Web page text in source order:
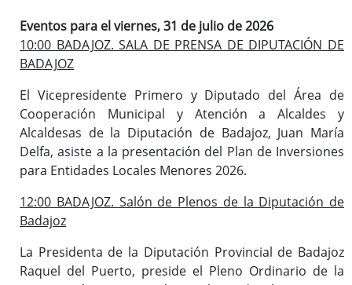
Eventos para el viernes, 31 de julio de 2026
10:00 BADAJOZ. SALA DE PRENSA DE DIPUTACIÓN DE
BADAJOZ
El Vicepresidente Primero y Diputado del Área de
Cooperación Municipal y Atención a Alcaldes y
Alcaldesas de la Diputación de Badajoz, Juan María
Delfa, asiste a la presentación del Plan de Inversiones
para Entidades Locales Menores 2026.
12:00 BADAJOZ. Salón de Plenos de la Diputación de
Badajoz
La Presidenta de la Diputación Provincial de Badajoz
Raquel del Puerto, preside el Pleno Ordinario de la